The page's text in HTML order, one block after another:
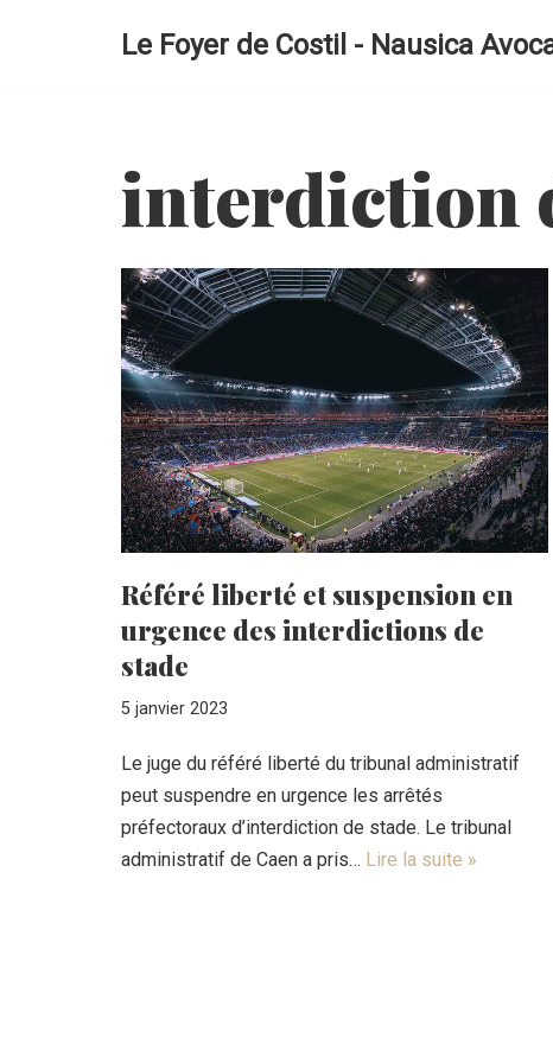
Le Foyer de Costil - Nausica
interdiction
Référé liberté et suspension en
urgence des interdictions de
stade
5 janvier 2023
Le juge du référé liberté du tribunal administratif
peut suspendre en urgence les arrêtés
préfectoraux d’interdiction de stade. Le tribunal
administratif de Caen a pris… Lire la suite »